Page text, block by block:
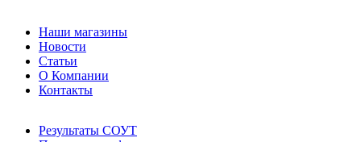
Наши магазины
Новости
Статьи
О Компании
Контакты
Результаты СОУТ